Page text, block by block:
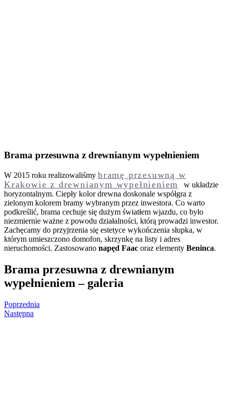
Brama przesuwna z drewnianym wypełnieniem
W 2015 roku realizowaliśmy bramę przesuwną w
Krakowie z drewnianym wypełnieniem
w układzie
horyzontalnym. Ciepły kolor drewna doskonale współgra z
zielonym kolorem bramy wybranym przez inwestora. Co warto
podkreślić, brama cechuje się dużym światłem wjazdu, co było
niezmiernie ważne z powodu działalności, którą prowadzi inwestor.
Zachęcamy do przyjrzenia się estetyce wykończenia słupka, w
którym umieszczono domofon, skrzynkę na listy i adres
nieruchomości. Zastosowano napęd Faac oraz elementy Beninca.
Brama przesuwna z drewnianym
wypełnieniem – galeria
Poprzednia
Następna